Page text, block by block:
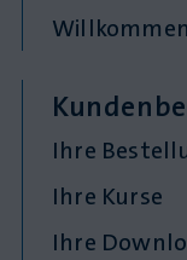
Ihre
Ihre Kurse
Ihre